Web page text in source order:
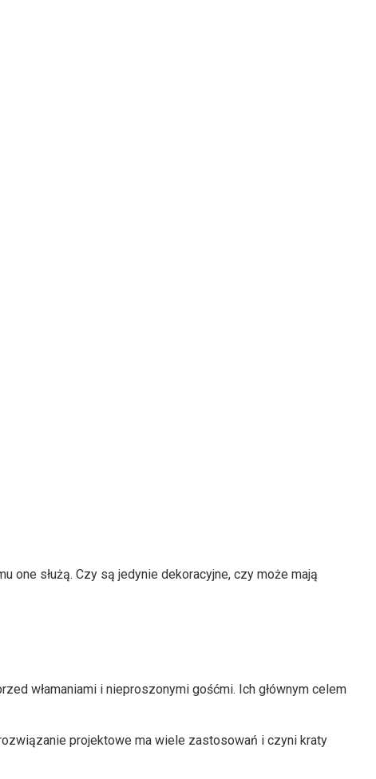
one służą. Czy są jedynie dekoracyjne, czy może mają
włamaniami i nieproszonymi gośćmi. Ich głównym celem
projektowe ma wiele zastosowań i czyni kraty